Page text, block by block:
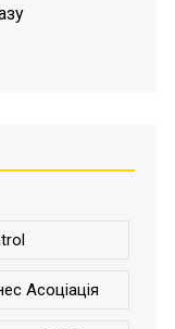
Асоціація